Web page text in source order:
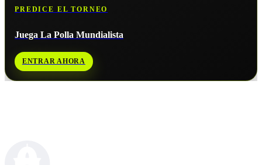
PREDICE EL TORNEO
Juega La Polla Mundialista
ENTRAR AHORA